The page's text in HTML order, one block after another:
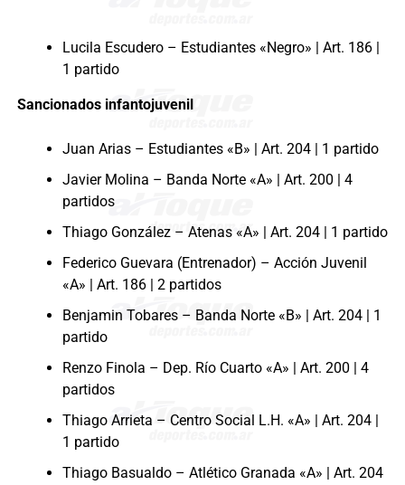
Lucila Escudero – Estudiantes «Negro» | Art. 186 |
1 partido
Sancionados infantojuvenil
Juan Arias – Estudiantes «B» | Art. 204 | 1 partido
Javier Molina – Banda Norte «A» | Art. 200 | 4
partidos
Thiago González – Atenas «A» | Art. 204 | 1 partido
Federico Guevara (Entrenador) – Acción Juvenil
«A» | Art. 186 | 2 partidos
Benjamin Tobares – Banda Norte «B» | Art. 204 | 1
partido
Renzo Finola – Dep. Río Cuarto «A» | Art. 200 | 4
partidos
Thiago Arrieta – Centro Social L.H. «A» | Art. 204 |
1 partido
Thiago Basualdo – Atlético Granada «A» | Art. 204